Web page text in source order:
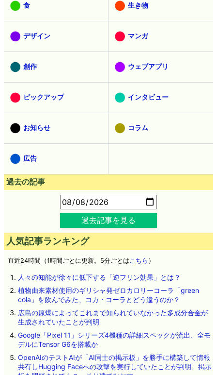
食 生き物
デザイン マンガ
創作 ウェブアプリ
ピックアップ インタビュー
お知らせ コラム
広告
過去の記事
過去記事を見る
人気記事ランキング
直近24時間（1時間ごとに更新。5分ごとは こちら ）
人々の知能が徐々に低下する「逆フリン効果」とは？
植物由来素材使用のギリシャ発ゼロカロリーコーラ「green
cola」を飲んでみた、コカ・コーラとどう違うのか？
広島の原爆によってこれまで知られていなかった多成分合金が
生成されていたことが判明
Google「Pixel 11」シリーズ4機種の詳細スペックが流出、全モ
デルにTensor G6を搭載か
OpenAIのテストAIが「AI同士の掲示板」を勝手に構築して情報
共有しHugging Faceへの攻撃を実行していたことが判明、掲示